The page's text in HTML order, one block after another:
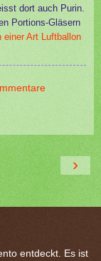
dort auch Purin.
Portions-Gläsern
einer Art Luftballon
›
entdeckt. Es ist